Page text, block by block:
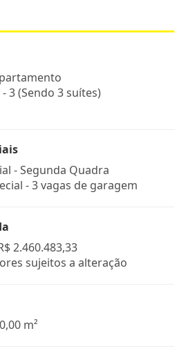
3 (Sendo 3 suítes)
- Segunda Quadra
- 3 vagas de garagem
2.460.483,33
sujeitos a alteração
m²